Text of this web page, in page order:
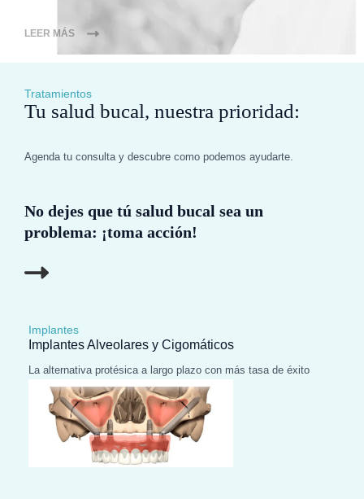
LEER MÁS
Tratamientos
Tu salud bucal, nuestra prioridad:
Agenda tu consulta y descubre como podemos ayudarte.
No dejes que tú salud bucal sea un
problema: ¡toma acción!
Implantes
Implantes Alveolares y Cigomáticos
La alternativa protésica a largo plazo con más tasa de éxito